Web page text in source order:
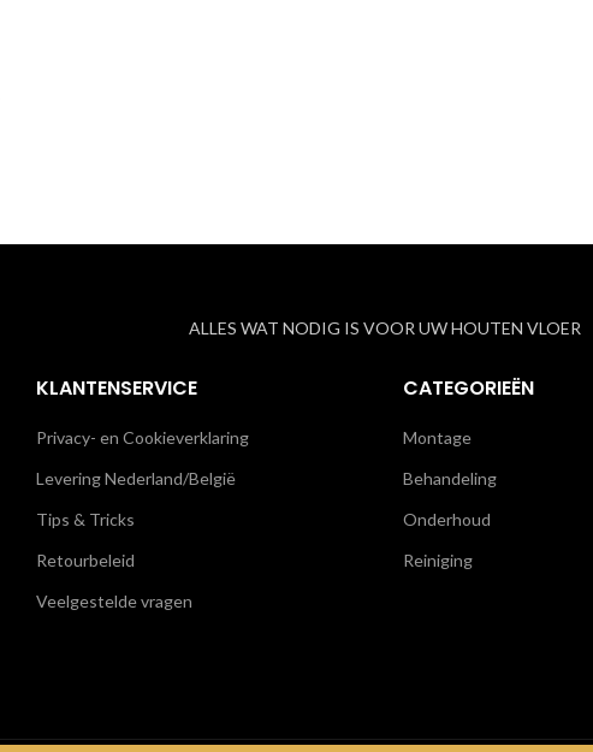
ALLES WAT NODIG IS VOOR UW HOUTEN VLOER
KLANTENSERVICE
Privacy- en Cookieverklaring
Levering Nederland/België
Tips & Tricks
Retourbeleid
Veelgestelde vragen
CATEGORIEËN
Montage
Behandeling
Onderhoud
Reiniging